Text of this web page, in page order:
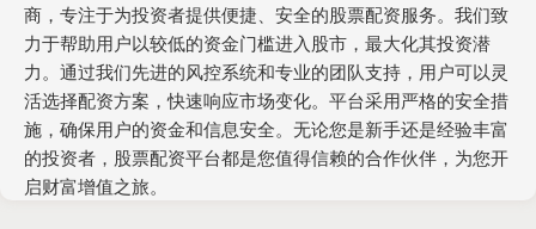
商，专注于为投资者提供便捷、安全的股票配资服务。我们致
力于帮助用户以较低的资金门槛进入股市，最大化其投资潜
力。通过我们先进的风控系统和专业的团队支持，用户可以灵
活选择配资方案，快速响应市场变化。平台采用严格的安全措
施，确保用户的资金和信息安全。无论您是新手还是经验丰富
的投资者，股票配资平台都是您值得信赖的合作伙伴，为您开
启财富增值之旅。